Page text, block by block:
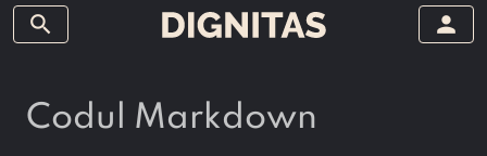
search person
Codul Markdown